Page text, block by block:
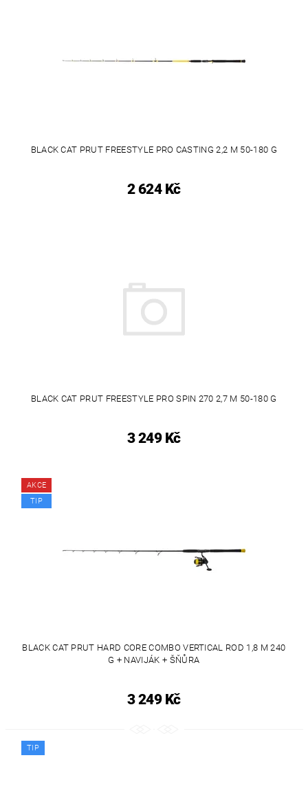
BLACK CAT PRUT FREESTYLE PRO CASTING 2,2 M 50-180 G
2 624 Kč
BLACK CAT PRUT FREESTYLE PRO SPIN 270 2,7 M 50-180 G
3 249 Kč
AKCE
TIP
BLACK CAT PRUT HARD CORE COMBO VERTICAL ROD 1,8 M 240
G + NAVIJÁK + ŠŇŮRA
3 249 Kč
TIP